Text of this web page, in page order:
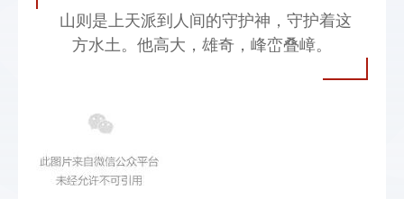
山则是上天派到人间的守护神，守护着这
方水土。他高大，雄奇，峰峦叠嶂。